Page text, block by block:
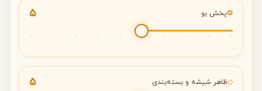
❂پخش بو 5
◇ظاهر شیشه و بسته‌بندی 5